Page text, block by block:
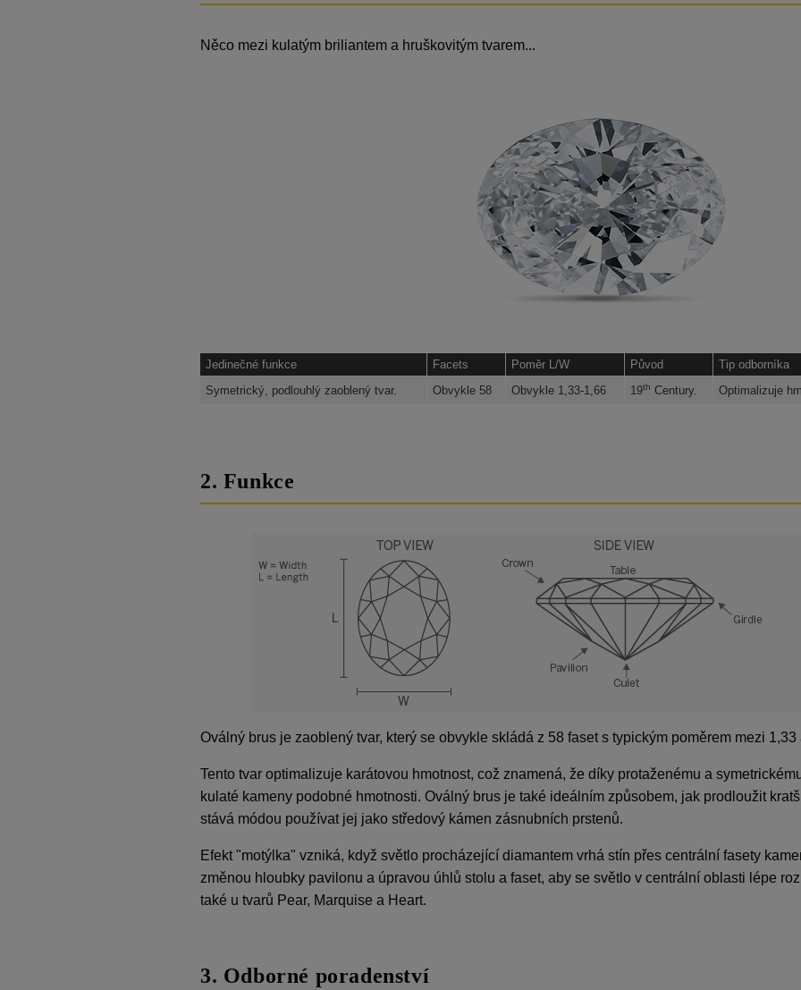
Něco mezi kulatým briliantem a hruškovitým tvarem...
Jedinečné funkce Facets Poměr L/W Původ
Tip odborníka
Symetrický, podlouhlý zaoblený tvar.
Obvykle 58 Obvykle 1,33-1,66 19th Century. Optimalizuje
2. Funkce
Oválný brus je zaoblený tvar, který se obvykle skládá z 58 faset s typickým poměrem mezi 1,33
Tento tvar optimalizuje karátovou hmotnost, což znamená, že díky protaženému a
kulaté kameny podobné hmotnosti. Oválný brus je také ideálním způsobem, jak prodloužit
stává módou používat jej jako středový kámen zásnubních prstenů.
Efekt "motýlka" vzniká, když světlo procházející diamantem vrhá stín přes centrální fasety
změnou hloubky pavilonu a úpravou úhlů stolu a faset, aby se světlo v centrální oblasti lépe
také u tvarů Pear, Marquise a Heart.
3. Odborné poradenství